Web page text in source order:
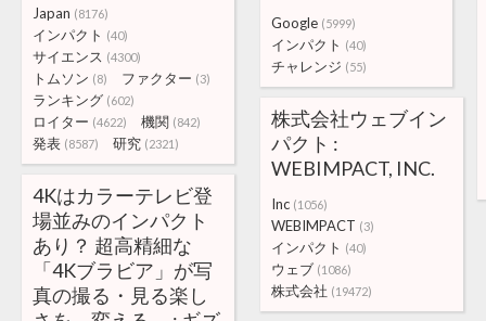
Japan (8176)
インパクト (40)
サイエンス (4300)
トムソン (8) ファクター (3)
ランキング (602)
ロイター (4622) 機関 (842)
発表 (8587) 研究 (2321)
Google (5999)
インパクト (40)
チャレンジ (55)
株式会社ウェブイン
パクト :
WEBIMPACT, INC.
Inc (1056)
WEBIMPACT (3)
インパクト (40)
ウェブ (1086)
株式会社 (19472)
4Kはカラーテレビ登
場並みのインパクト
あり？ 超高精細な
「4Kブラビア」が写
真の撮る・見る楽し